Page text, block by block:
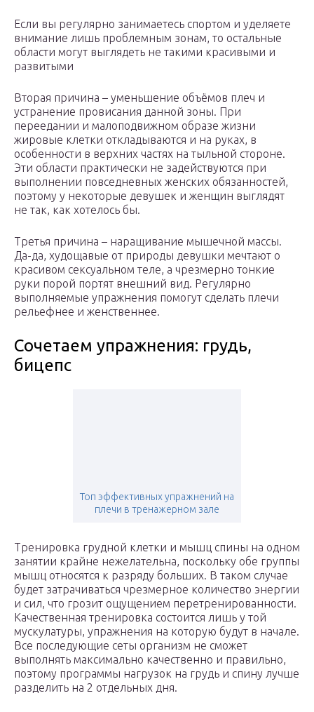
Если вы регулярно занимаетесь спортом и уделяете
внимание лишь проблемным зонам, то остальные
области могут выглядеть не такими красивыми и
развитыми
Вторая причина – уменьшение объёмов плеч и
устранение провисания данной зоны. При
переедании и малоподвижном образе жизни
жировые клетки откладываются и на руках, в
особенности в верхних частях на тыльной стороне.
Эти области практически не задействуются при
выполнении повседневных женских обязанностей,
поэтому у некоторые девушек и женщин выглядят
не так, как хотелось бы.
Третья причина – наращивание мышечной массы.
Да-да, худощавые от природы девушки мечтают о
красивом сексуальном теле, а чрезмерно тонкие
руки порой портят внешний вид. Регулярно
выполняемые упражнения помогут сделать плечи
рельефнее и женственнее.
Сочетаем упражнения: грудь,
бицепс
Топ эффективных упражнений на
плечи в тренажерном зале
Тренировка грудной клетки и мышц спины на одном
занятии крайне нежелательна, поскольку обе группы
мышц относятся к разряду больших. В таком случае
будет затрачиваться чрезмерное количество энергии
и сил, что грозит ощущением перетренированности.
Качественная тренировка состоится лишь у той
мускулатуры, упражнения на которую будут в начале.
Все последующие сеты организм не сможет
выполнять максимально качественно и правильно,
поэтому программы нагрузок на грудь и спину лучше
разделить на 2 отдельных дня.